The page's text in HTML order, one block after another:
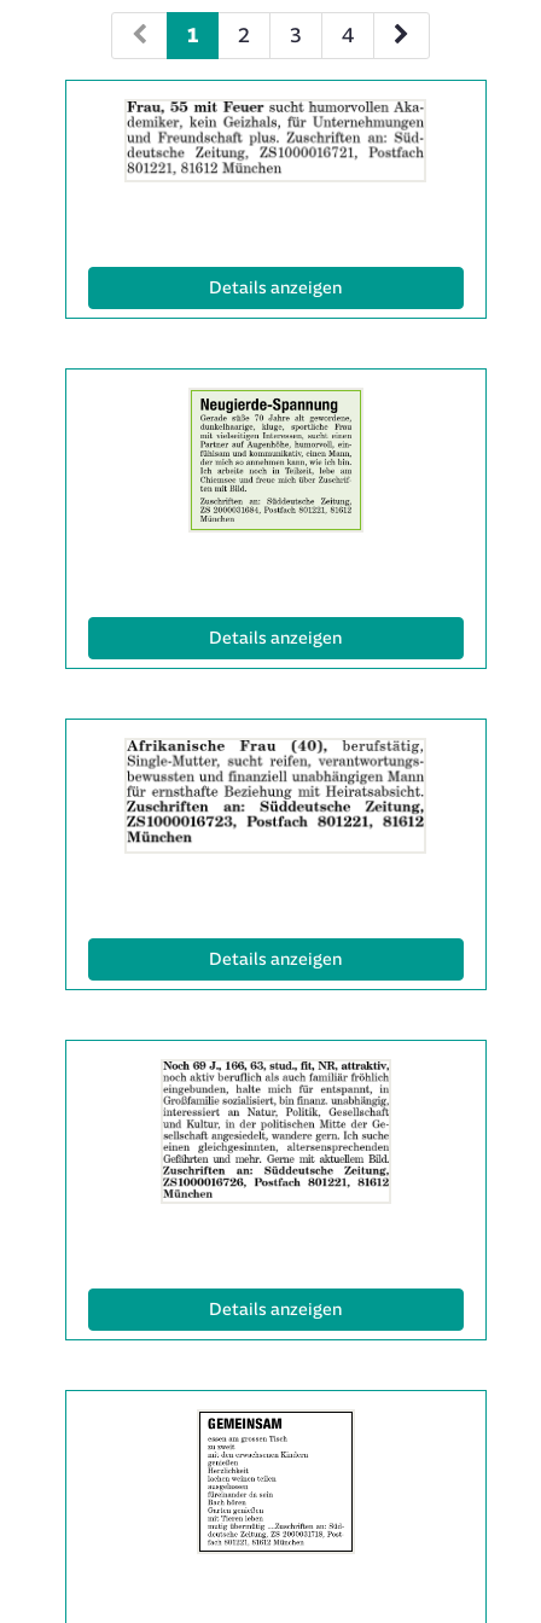
1 2 3 4
der
Anzeige
2063136
Details anzeigen(ID: 2063136)
der
Anzeige
2063142
anzeigen
|
Info:
Details anzeigen(ID: 2063142)
der
Anzeige
2063152
anzeigen
|
Details anzeigen(ID: 2063152)
der
Anzeige
2063313
anzeigen
|
Info:
Details anzeigen(ID: 2063313)
der
Anzeige
2063314
anzeigen
|
Info: